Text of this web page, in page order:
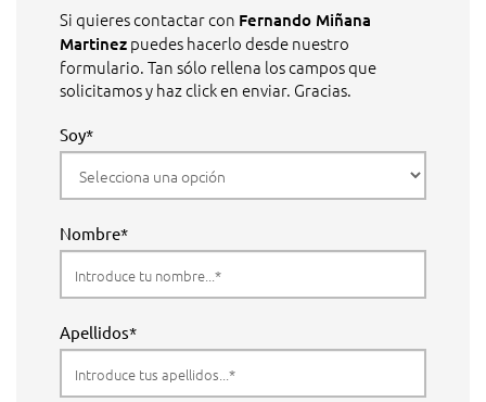
Si quieres contactar con Fernando Miñana
Martinez puedes hacerlo desde nuestro
formulario. Tan sólo rellena los campos que
solicitamos y haz click en enviar. Gracias.
Soy*
Nombre*
Apellidos*